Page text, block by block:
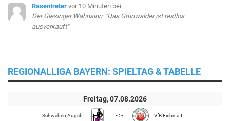
Rasentreter vor 10 Minuten bei
Der Giesinger Wahnsinn: "Das Grünwalder ist restlos
ausverkauft"
REGIONALLIGA BAYERN: SPIELTAG & TABELLE
Freitag, 07.08.2026
Schwaben Augsb. - : - VfB Eichstätt